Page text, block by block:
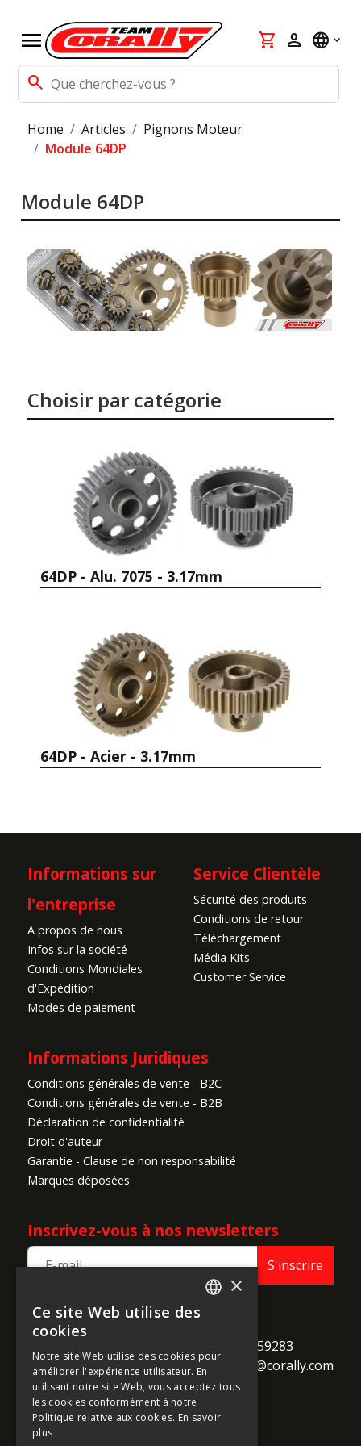
menu
search
shopping_cart person language
Home Articles
Pignons Moteur
Module 64DP
Module 64DP
Choisir par catégorie
64DP - Alu. 7075 - 3.17mm
64DP - Acier - 3.17mm
Informations sur
l'entreprise
A propos de nous
Infos sur la société
Conditions Mondiales
d'Expédition
Modes de paiement
Service Clientèle
Sécurité des produits
Conditions de retour
Téléchargement
Média Kits
Customer Service
Informations Juridiques
Conditions générales de vente - B2C
Conditions générales de vente - B2B
Déclaration de confidentialité
Droit d'auteur
Garantie - Clause de non responsabilité
Marques déposées
Inscrivez-vous à nos newsletters
S'inscrire
TEAM CORALLY
B-2250 Olen
Belgium
call +32 14 259283
alternate_email support@corally.com
×
Ce site Web utilise des
cookies
Notre site Web utilise des cookies pour
améliorer l'expérience utilisateur. En
utilisant notre site Web, vous acceptez tous
les cookies conformément à notre
Politique relative aux cookies. En savoir
plus